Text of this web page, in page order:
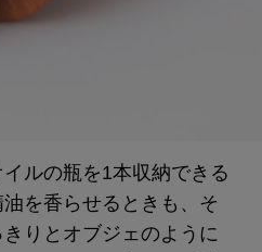
ルの瓶を1本収納できる
を香らせるときも、そ
りとオブジェのように